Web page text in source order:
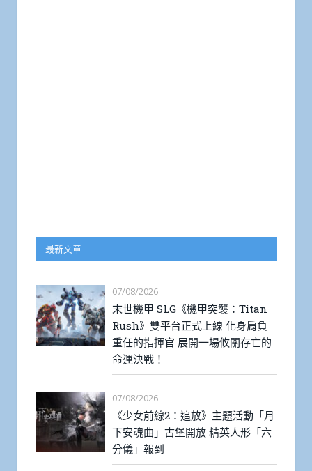
最新文章
07/08/2026
末世機甲 SLG《機甲突襲：Titan
Rush》雙平台正式上線 化身肩負
重任的指揮官 展開一場攸關存亡的
命運決戰！
07/08/2026
《少女前線2：追放》主題活動「月
下安魂曲」古堡開放 精英人形「六
分儀」報到